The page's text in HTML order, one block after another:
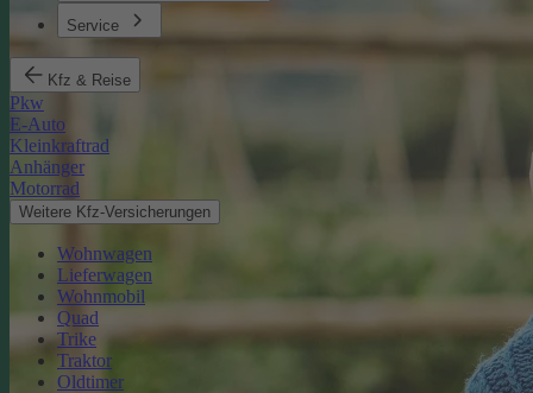
Service
Kfz & Reise
Pkw
E-Auto
Kleinkraftrad
Anhänger
Motorrad
Weitere Kfz-Versicherungen
Wohnwagen
Lieferwagen
Wohnmobil
Quad
Trike
Traktor
Oldtimer